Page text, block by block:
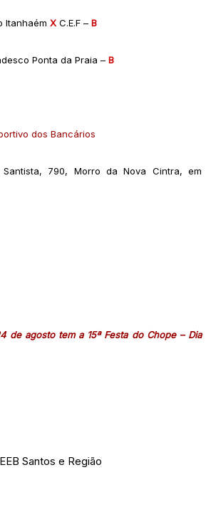
Itanhaém X C.E.F – B
Ponta da Praia – B
dos Bancários
Santista, 790, Morro da Nova Cintra, em
de agosto tem a 15ª Festa do Chope – Dia
Santos e Região